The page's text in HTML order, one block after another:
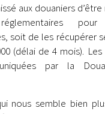
aux douaniers
soit de les récupérer
(délai de 4 mois).
par la
nous semble bien